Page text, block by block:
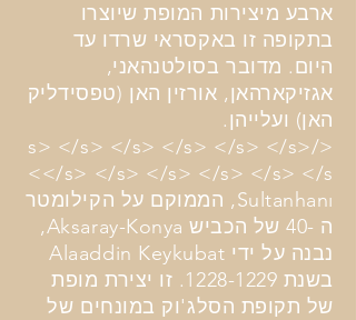
ארבע מיצירות המופת שיוצרו
בתקופה זו באקסראי שרדו עד
היום. מדובר בסולטנהאני,
אגזיקארהאן, אורזין האן (טפסידליק
האן) ועלייהן.
</s> </s> </s> </s> </s> </s>
</s> </s> </s> </s> </s> </s>
Sultanhanı, הממוקם על הקילומטר
ה -40 של הכביש Aksaray-Konya,
נבנה על ידי Alaaddin Keykubat
בשנת 1228-1229. זו יצירת מופת
של תקופת הסלג'וק במונחים של